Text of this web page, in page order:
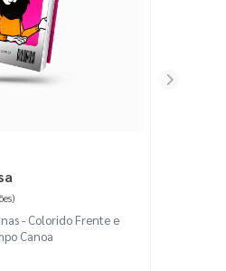
- Colorido Frente e
Canoa